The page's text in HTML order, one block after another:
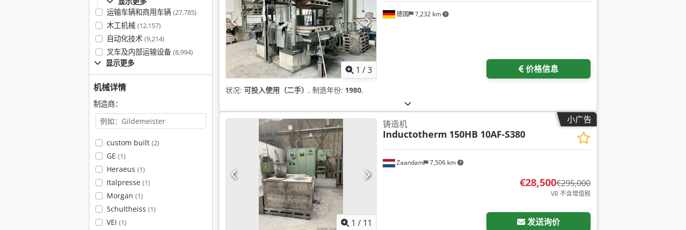
运输车辆和商用车辆 (27,785)
木工机械 (12,157)
自动化技术 (9,214)
叉车及内部运输设备 (8,994)
显示更多
机械详情
制造商：
custom built (2)
GE (1)
Heraeus (1)
Italpresse (1)
Morgan (1)
Schultheiss (1)
VEI (1)
1 /3
德国 7,232 km
价格信息
状况: 可投入使用（二手） , 制造年份: 1980,
小广告
1 / 11
Zaandam 7,506 km
铸造机
Inductotherm 150HB 10AF-S380
€28,500€295,000
VB 不含增值税
发送询价